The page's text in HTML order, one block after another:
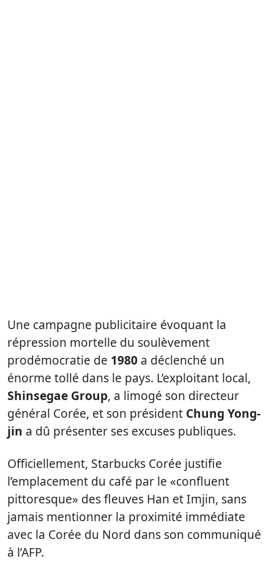
Une campagne publicitaire évoquant la
répression mortelle du soulèvement
prodémocratie de 1980 a déclenché un
énorme tollé dans le pays. L’exploitant local,
Shinsegae Group, a limogé son directeur
général Corée, et son président Chung Yong-
jin a dû présenter ses excuses publiques.
Officiellement, Starbucks Corée justifie
l’emplacement du café par le «confluent
pittoresque» des fleuves Han et Imjin, sans
jamais mentionner la proximité immédiate
avec la Corée du Nord dans son communiqué
à l’AFP.